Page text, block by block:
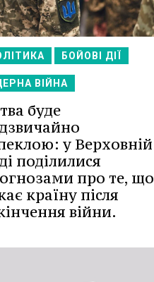
БОЙОВІ ДІЇ
ВІЙНА
буде
у Верховній
поділилися
про те, що
країну після
війни.